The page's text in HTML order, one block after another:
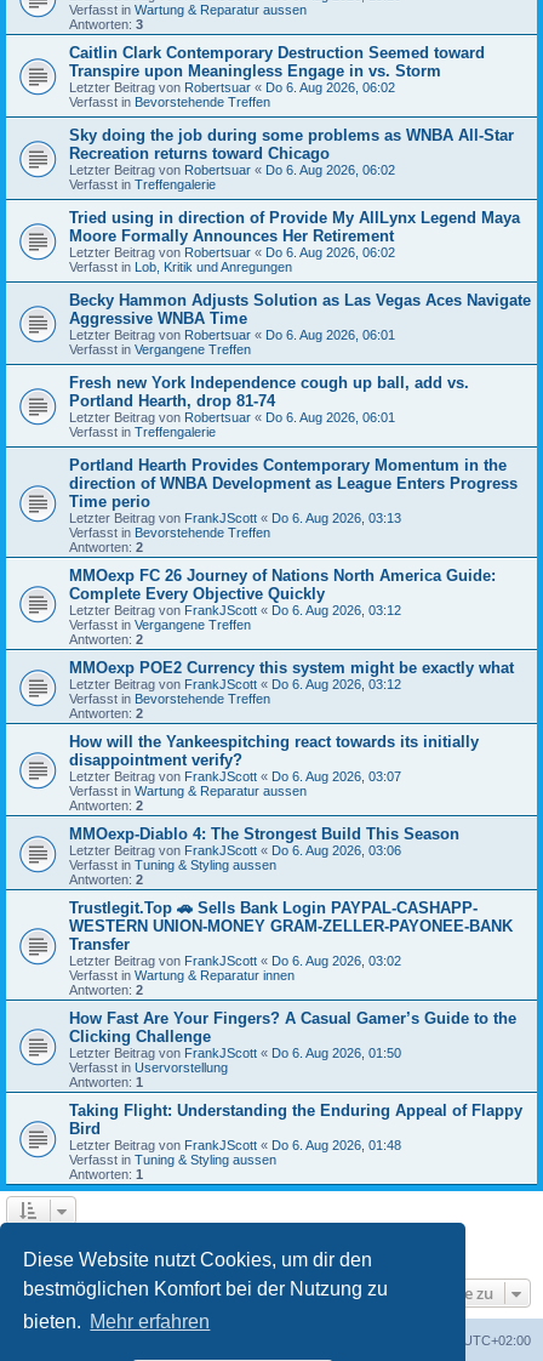
Diese Website nutzt Cookies, um dir den
bestmöglichen Komfort bei der Nutzung zu
bieten. Mehr erfahren
Verfasst in Wartung & Reparatur aussen
Antworten: 3
Caitlin Clark Contemporary Destruction Seemed toward
Transpire upon Meaningless Engage in vs. Storm
Letzter Beitrag von Robertsuar « Do 6. Aug 2026, 06:02
Verfasst in Bevorstehende Treffen
Sky doing the job during some problems as WNBA All-Star
Recreation returns toward Chicago
Letzter Beitrag von Robertsuar « Do 6. Aug 2026, 06:02
Verfasst in Treffengalerie
Tried using in direction of Provide My AllLynx Legend Maya
Moore Formally Announces Her Retirement
Letzter Beitrag von Robertsuar « Do 6. Aug 2026, 06:02
Verfasst in
Lob, Kritik und Anregungen
Becky Hammon Adjusts Solution as Las Vegas Aces Navigate
Aggressive WNBA Time
Letzter Beitrag von Robertsuar « Do 6. Aug 2026, 06:01
Verfasst in Vergangene Treffen
Fresh new York Independence cough up ball, add vs.
Portland Hearth, drop 81-74
Letzter Beitrag von Robertsuar « Do 6. Aug 2026, 06:01
Verfasst in Treffengalerie
Portland Hearth Provides Contemporary Momentum in the
direction of WNBA Development as League Enters Progress
Time perio
Letzter Beitrag von FrankJScott « Do 6. Aug 2026, 03:13
Verfasst in Bevorstehende Treffen
Antworten: 2
MMOexp FC 26 Journey of Nations North America Guide:
Complete Every Objective Quickly
Letzter Beitrag von FrankJScott « Do 6. Aug 2026, 03:12
Verfasst in Vergangene Treffen
Antworten: 2
MMOexp POE2 Currency this system might be exactly what
Letzter Beitrag von FrankJScott « Do 6. Aug 2026, 03:12
Verfasst in Bevorstehende Treffen
Antworten: 2
How will the Yankeespitching react towards its initially
disappointment verify?
Letzter Beitrag von FrankJScott « Do 6. Aug 2026, 03:07
Verfasst in Wartung & Reparatur aussen
Antworten: 2
MMOexp-Diablo 4: The Strongest Build This Season
Letzter Beitrag von FrankJScott « Do 6. Aug 2026, 03:06
Verfasst in Tuning & Styling aussen
Antworten: 2
Trustlegit.Top 🚗 Sells Bank Login PAYPAL-CASHAPP-
WESTERN UNION-MONEY GRAM-ZELLER-PAYONEE-BANK
Transfer
Letzter Beitrag von FrankJScott « Do 6. Aug 2026, 03:02
Verfasst in Wartung & Reparatur innen
Antworten: 2
How Fast Are Your Fingers? A Casual Gamer’s Guide to the
Clicking Challenge
Letzter Beitrag von FrankJScott « Do 6. Aug 2026, 01:50
Verfasst in Uservorstellung
Antworten: 1
Taking Flight: Understanding the Enduring Appeal of Flappy
Bird
Letzter Beitrag von FrankJScott « Do 6. Aug 2026, 01:48
Verfasst in Tuning & Styling aussen
Antworten: 1
Gehe zu
UTC+02:00